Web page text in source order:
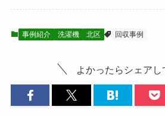
事例紹介 洗濯機 北区 回収事例
よかったらシェアし